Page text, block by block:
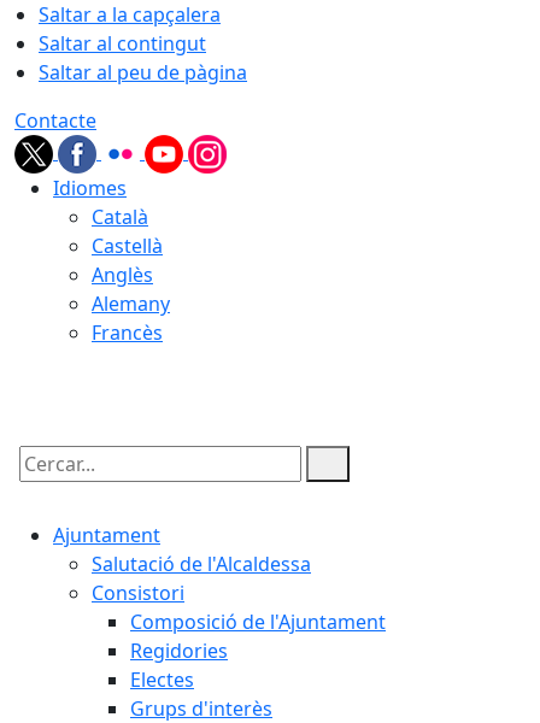
Saltar a la capçalera
Saltar al contingut
Saltar al peu de pàgina
Contacte
Idiomes
Català
Castellà
Anglès
Alemany
Francès
Cercar:
Ajuntament
Salutació de l'Alcaldessa
Consistori
Composició de l'Ajuntament
Regidories
Electes
Grups d'interès